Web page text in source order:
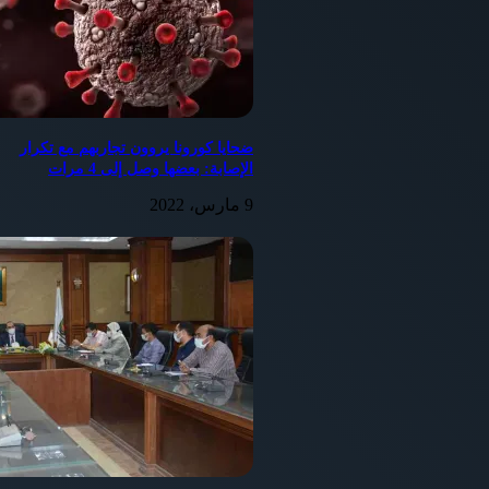
ضحايا كورونا يروون تجاربهم مع تكرار
الإصابة: بعضها وصل إلى 4 مرات
9 مارس، 2022